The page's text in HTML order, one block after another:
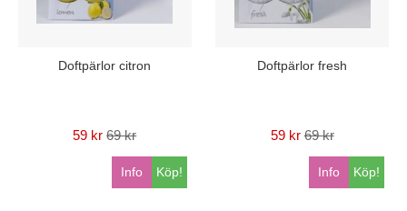
Doftpärlor citron
59 kr 69 kr
Köp!
Info
Doftpärlor fresh
59 kr 69 kr
Köp!
Info